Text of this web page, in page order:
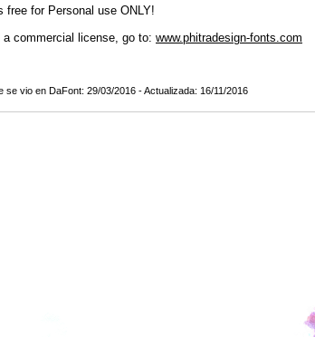
free for Personal use ONLY!
a commercial license, go to: www.phitradesign-fonts.com
se vio en DaFont: 29/03/2016 - Actualizada: 16/11/2016